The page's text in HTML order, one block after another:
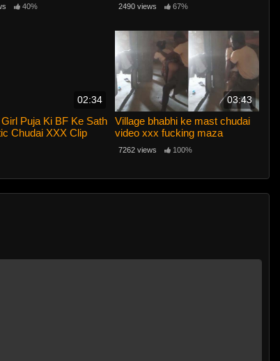
40% 2490 views 67%
02:34
Puja Ki BF Ke Sath
Chudai XXX Clip
03:43
Village bhabhi ke mast chudai
video xxx fucking maza
7262 views 100%